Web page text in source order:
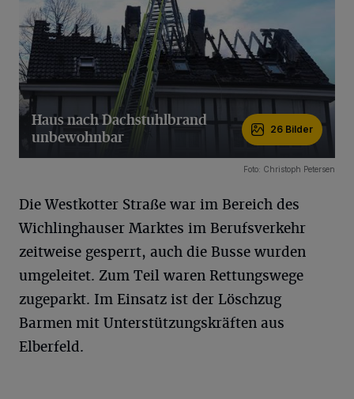
Haus nach Dachstuhlbrand
unbewohnbar
26 Bilder
Foto: Christoph Petersen
Die Westkotter Straße war im Bereich des
Wichlinghauser Marktes im Berufsverkehr
zeitweise gesperrt, auch die Busse wurden
umgeleitet. Zum Teil waren Rettungswege
zugeparkt. Im Einsatz ist der Löschzug
Barmen mit Unterstützungskräften aus
Elberfeld.